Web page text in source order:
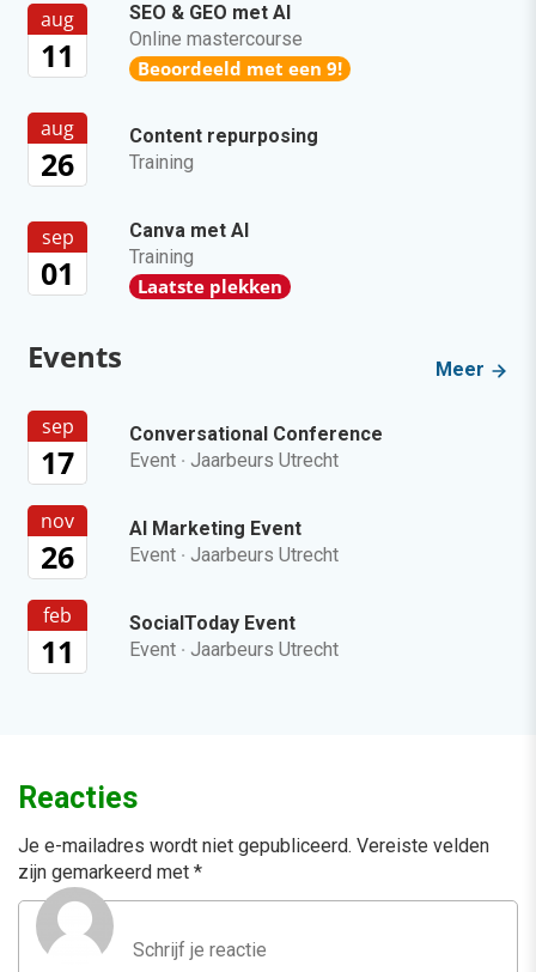
aug
11
SEO & GEO met AI
Online mastercourse
Beoordeeld met een 9!
aug
26
Content repurposing
Training
sep
01
Canva met AI
Training
Laatste plekken
Events Meer
sep
17
Conversational Conference
Event · Jaarbeurs Utrecht
nov
26
AI Marketing Event
Event · Jaarbeurs Utrecht
feb
11
SocialToday Event
Event · Jaarbeurs Utrecht
Reacties
Je e-mailadres wordt niet gepubliceerd. Vereiste velden
zijn gemarkeerd met *